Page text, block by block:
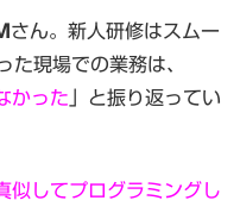
さん。新人研修はスムー
た現場での業務は、
かった 」と振り返ってい
似してプログラミングし